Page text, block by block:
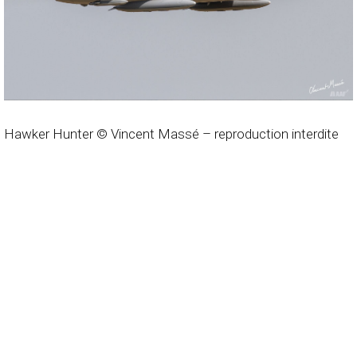
Hawker Hunter © Vincent Massé – reproduction interdite